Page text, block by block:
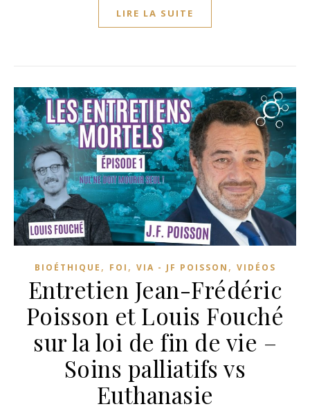
LIRE LA SUITE
BIOÉTHIQUE , FOI , VIA - JF POISSON , VIDÉOS
Entretien Jean-Frédéric
Poisson et Louis Fouché
sur la loi de fin de vie –
Soins palliatifs vs
Euthanasie